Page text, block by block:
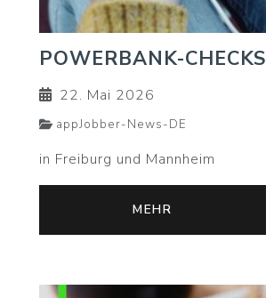
POWERBANK-CHECKS
22. Mai 2026
appJobber-News-DE
in Freiburg und Mannheim
MEHR